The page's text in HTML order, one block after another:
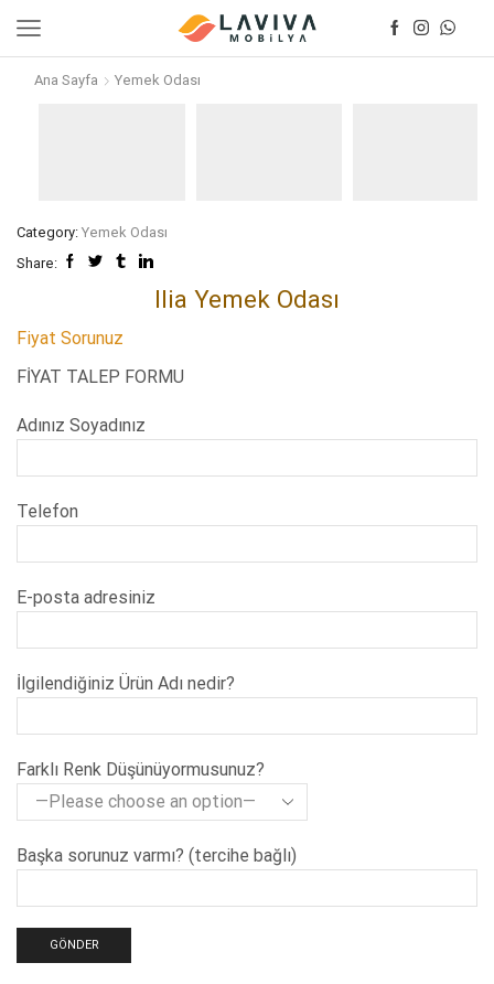
Ana Sayfa Yemek Odası
Category: Yemek Odası
Share:
Ilia Yemek Odası
Fiyat Sorunuz
FİYAT TALEP FORMU
Adınız Soyadınız
Telefon
E-posta adresiniz
İlgilendiğiniz Ürün Adı nedir?
Farklı Renk Düşünüyormusunuz?
Başka sorunuz varmı? (tercihe bağlı)